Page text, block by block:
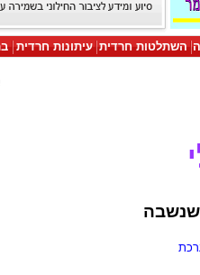
השתלטות חרדית עיתונות חרדית